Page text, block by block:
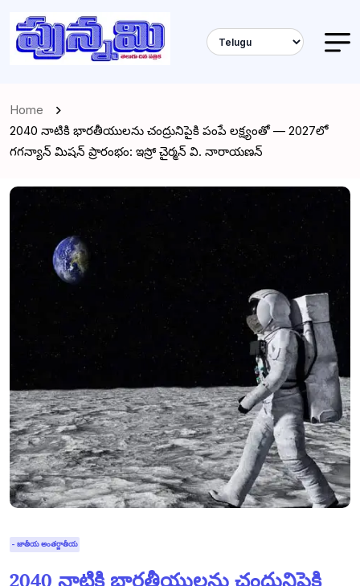
Home
2040 నాటికి భారతీయులను చంద్రునిపైకి పంపే లక్ష్యంతో — 2027లో
గగన్యాన్ మిషన్ ప్రారంభం: ఇస్రో చైర్మన్ వి. నారాయణన్
- జాతీయ అంతర్జాతీయ
2040 నాటికి భారతీయులను చంద్రునిపైకి